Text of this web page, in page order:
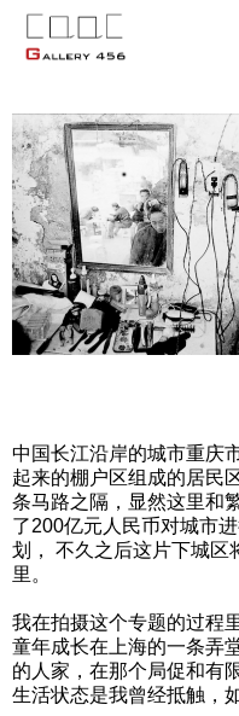
中国长江沿岸的城市重庆
起来的棚户区组成的居民
条马路之隔，显然这里和
了200亿元人民币对城市
划， 不久之后这片下城区
里。
我在拍摄这个专题的过程
童年成长在上海的一条弄
的人家，在那个局促和有
生活状态是我曾经抵触，